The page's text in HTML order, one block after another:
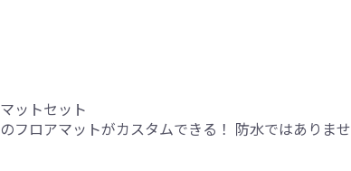
ットセット
フロアマットがカスタムできる！ 防水ではありま